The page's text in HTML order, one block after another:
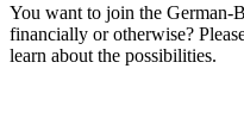
You want to join the German-
financially or otherwise?
learn about the possibilities.